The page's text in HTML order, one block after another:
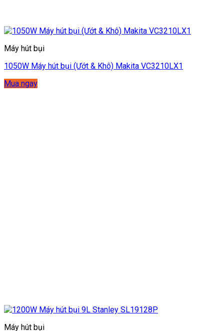
Máy hút bụi
1050W Máy hút bụi (Ướt & Khô) Makita VC3210LX1
Mua ngay
Máy hút bụi